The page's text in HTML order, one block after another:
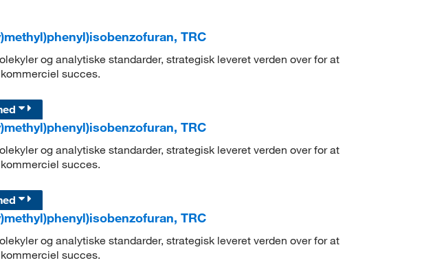
TRC
og analytiske standarder, strategisk leveret verden over for at
succes.
TRC
og analytiske standarder, strategisk leveret verden over for at
succes.
TRC
og analytiske standarder, strategisk leveret verden over for at
succes.